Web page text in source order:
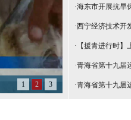
1 2 3
·海东市开展抗旱
·西宁经济技术开
· 【援青进行时
·青海省第十九届
·青海省第十九届